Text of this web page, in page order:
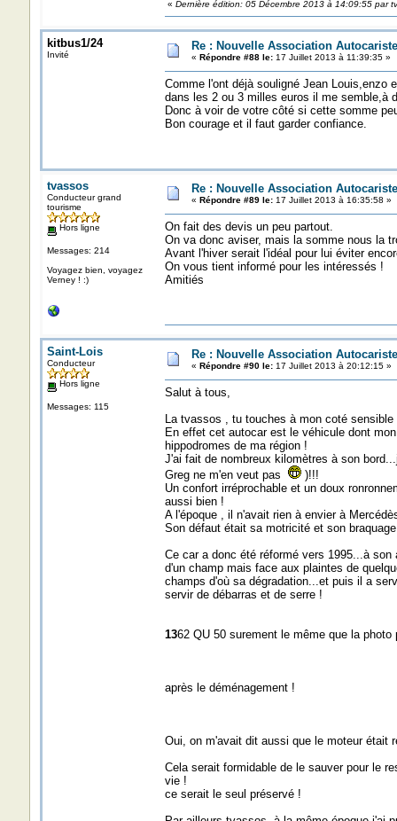
« Dernière édition: 05 Décembre 2013 à 14:09:55 par
kitbus1/24
Invité
Re : Nouvelle Association
« Répondre #88 le:17 Juillet 2013 à 11:39:35 »
Comme l'ont déjà souligné Jean Louis,enzo
dans les 2 ou 3 milles euros il me semble,à
Donc à voir de votre côté si cette somme
Bon courage et il faut garder confiance.
tvassos
Conducteur grand
tourisme
Hors ligne
Messages: 214
Voyagez bien, voyagez
Verney ! :)
Re : Nouvelle Association
« Répondre #89 le:17 Juillet 2013 à 16:35:58 »
On fait des devis un peu partout.
On va donc aviser, mais la somme nous la
Avant l'hiver serait l'idéal pour lui éviter
On vous tient informé pour les intéressés !
Amitiés
Saint-Lois
Conducteur
Hors ligne
Messages: 115
Re : Nouvelle Association
« Répondre #90 le:17 Juillet 2013 à 20:12:15 »
Salut à tous,
La tvassos , tu touches à mon coté sensible
En effet cet autocar est le véhicule dont
hippodromes de ma région !
J'ai fait de nombreux kilomètres à son
Greg ne m'en veut pas
)!!!
Un confort irréprochable et un doux
aussi bien !
A l'époque , il n'avait rien à envier à
Son défaut était sa motricité et son
Ce car a donc été réformé vers 1995...à
d'un champ mais face aux plaintes de
champs d'où sa dégradation...et puis il a
servir de débarras et de serre !
1362 QU 50 surement le même que la photo
après le déménagement !
Oui, on m'avait dit aussi que le moteur était
Cela serait formidable de le sauver pour le
vie !
ce serait le seul préservé !